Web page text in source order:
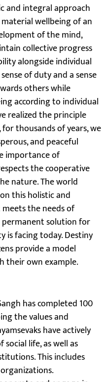
and integral approach
wellbeing of an
of the mind,
collective progress
alongside individual
of duty and a sense
others while
according to individual
realized the principle
thousands of years, we
and peaceful
importance of
the cooperative
nature. The world
this holistic and
the needs of
permanent solution for
is facing today. Destiny
provide a model
own example.
has completed 100
the values and
have actively
life, as well as
This includes